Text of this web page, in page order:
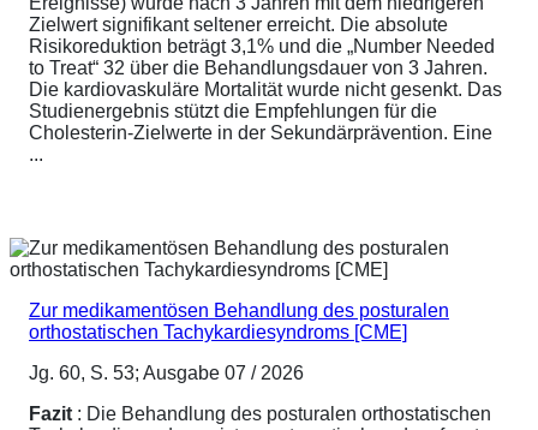
Zielwert signifikant seltener erreicht. Die absolute
Risikoreduktion beträgt 3,1% und die „Number Needed
to Treat“ 32 über die Behandlungsdauer von 3 Jahren.
Die kardiovaskuläre Mortalität wurde nicht gesenkt. Das
Studienergebnis stützt die Empfehlungen für die
Cholesterin-Zielwerte in der Sekundärprävention. Eine
...
Zur medikamentösen Behandlung des posturalen
orthostatischen Tachykardiesyndroms [CME]
Jg. 60, S. 53; Ausgabe 07 / 2026
Fazit : Die Behandlung des posturalen orthostatischen